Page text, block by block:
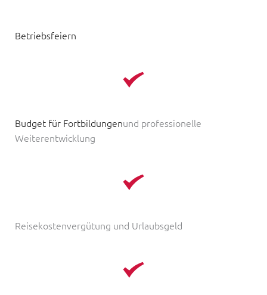
Betriebsfeiern
Budget für Fortbildungenund professionelle
Weiterentwicklung
Reisekostenvergütung und Urlaubsgeld